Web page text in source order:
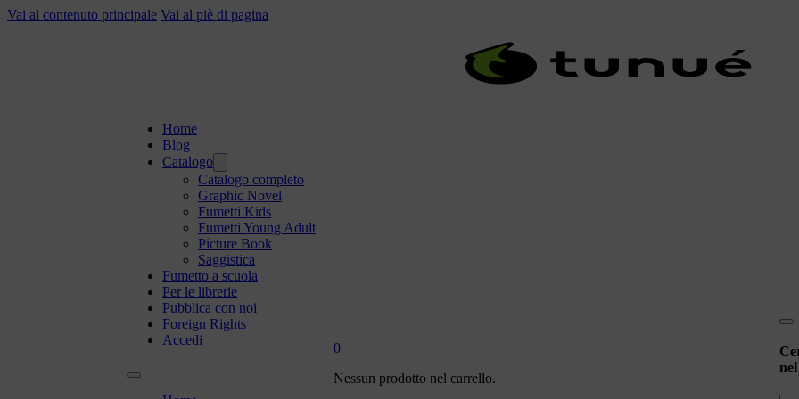
Vai al contenuto principale Vai al piè di pagina
Home
Blog
Catalogo
Catalogo completo
Graphic Novel
Fumetti Kids
Fumetti Young Adult
Picture Book
Saggistica
Fumetto a scuola
Per le librerie
Pubblica con noi
Foreign Rights
Accedi
0
Nessun prodotto nel carrello.